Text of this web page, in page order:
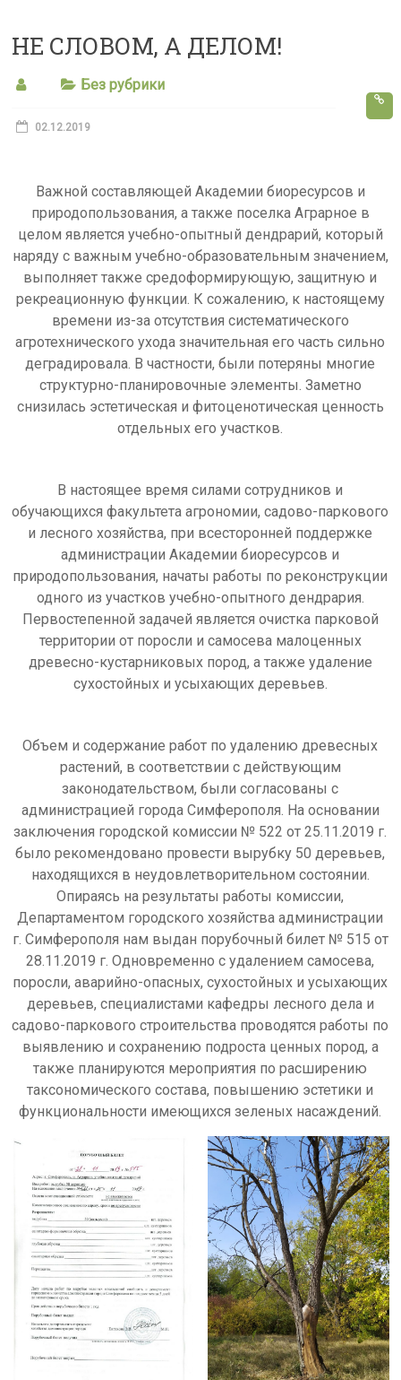
НЕ СЛОВОМ, А ДЕЛОМ!
Без рубрики
02.12.2019
Важной составляющей Академии биоресурсов и
природопользования, а также поселка Аграрное в
целом является учебно-опытный дендрарий, который
наряду с важным учебно-образовательным значением,
выполняет также средоформирующую, защитную и
рекреационную функции. К сожалению, к настоящему
времени из-за отсутствия систематического
агротехнического ухода значительная его часть сильно
деградировала. В частности, были потеряны многие
структурно-планировочные элементы. Заметно
снизилась эстетическая и фитоценотическая ценность
отдельных его участков.
В настоящее время силами сотрудников и
обучающихся факультета агрономии, садово-паркового
и лесного хозяйства, при всесторонней поддержке
администрации Академии биоресурсов и
природопользования, начаты работы по реконструкции
одного из участков учебно-опытного дендрария.
Первостепенной задачей является очистка парковой
территории от поросли и самосева малоценных
древесно-кустарниковых пород, а также удаление
сухостойных и усыхающих деревьев.
Объем и содержание работ по удалению древесных
растений, в соответствии с действующим
законодательством, были согласованы с
администрацией города Симферополя. На основании
заключения городской комиссии № 522 от 25.11.2019 г.
было рекомендовано провести вырубку 50 деревьев,
находящихся в неудовлетворительном состоянии.
Опираясь на результаты работы комиссии,
Департаментом городского хозяйства администрации
г. Симферополя нам выдан порубочный билет № 515 от
28.11.2019 г. Одновременно с удалением самосева,
поросли, аварийно-опасных, сухостойных и усыхающих
деревьев, специалистами кафедры лесного дела и
садово-паркового строительства проводятся работы по
выявлению и сохранению подроста ценных пород, а
также планируются мероприятия по расширению
таксономического состава, повышению эстетики и
функциональности имеющихся зеленых насаждений.
i
k